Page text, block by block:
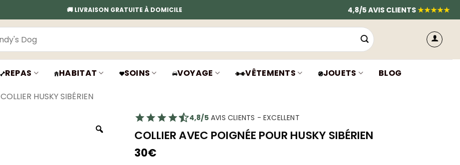
🚚 LIVRAISON GRATUITE À DOMICILE 4,8/5 AVIS CLIENTS★★★★★
REPAS HABITAT SOINS VOYAGE VÊTEMENTS JOUETS BLOG
COLLIER HUSKY SIBÉRIEN
4,8/5AVIS CLIENTS - EXCELLENT
COLLIER AVEC POIGNÉE POUR HUSKY SIBÉRIEN
30€